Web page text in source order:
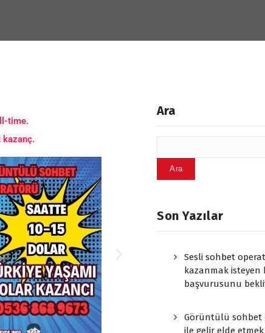
time.
kazanç.
Ara
Ara
Son Yazılar
Sesli sohbet
kazanmak isteyen
başvurusunu
Görüntülü
ile gelir elde